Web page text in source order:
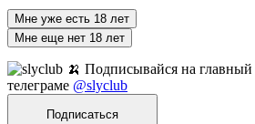
Мне уже есть 18 лет
Мне еще нет 18 лет
🍌 Подписывайся на главный
телеграме @slyclub
Подписаться